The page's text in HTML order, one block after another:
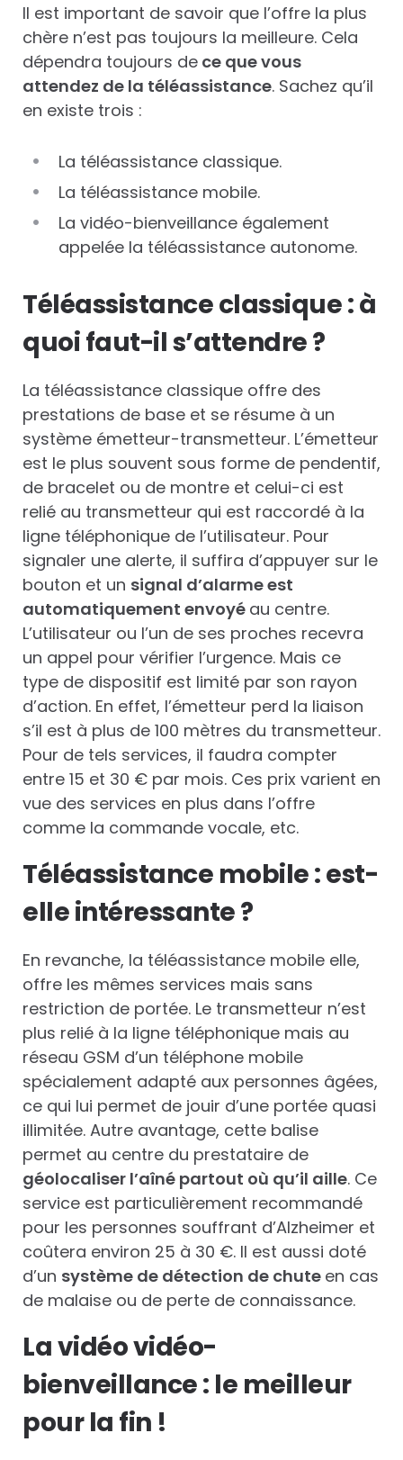
Il est important de savoir que l’offre la plus
chère n’est pas toujours la meilleure. Cela
dépendra toujours de ce que vous
attendez de la téléassistance. Sachez qu’il
en existe trois :
La téléassistance classique.
La téléassistance mobile.
La vidéo-bienveillance également
appelée la téléassistance autonome.
Téléassistance classique : à
quoi faut-il s’attendre ?
La téléassistance classique offre des
prestations de base et se résume à un
système émetteur-transmetteur. L’émetteur
est le plus souvent sous forme de pendentif,
de bracelet ou de montre et celui-ci est
relié au transmetteur qui est raccordé à la
ligne téléphonique de l’utilisateur. Pour
signaler une alerte, il suffira d’appuyer sur le
bouton et un signal d’alarme est
automatiquement envoyé au centre.
L’utilisateur ou l’un de ses proches recevra
un appel pour vérifier l’urgence. Mais ce
type de dispositif est limité par son rayon
d’action. En effet, l’émetteur perd la liaison
s’il est à plus de 100 mètres du transmetteur.
Pour de tels services, il faudra compter
entre 15 et 30 € par mois. Ces prix varient en
vue des services en plus dans l’offre
comme la commande vocale, etc.
Téléassistance mobile : est-
elle intéressante ?
En revanche, la téléassistance mobile elle,
offre les mêmes services mais sans
restriction de portée. Le transmetteur n’est
plus relié à la ligne téléphonique mais au
réseau GSM d’un téléphone mobile
spécialement adapté aux personnes âgées,
ce qui lui permet de jouir d’une portée quasi
illimitée. Autre avantage, cette balise
permet au centre du prestataire de
géolocaliser l’aîné partout où qu’il aille. Ce
service est particulièrement recommandé
pour les personnes souffrant d’Alzheimer et
coûtera environ 25 à 30 €. Il est aussi doté
d’un système de détection de chute en cas
de malaise ou de perte de connaissance.
La vidéo vidéo-
bienveillance : le meilleur
pour la fin !